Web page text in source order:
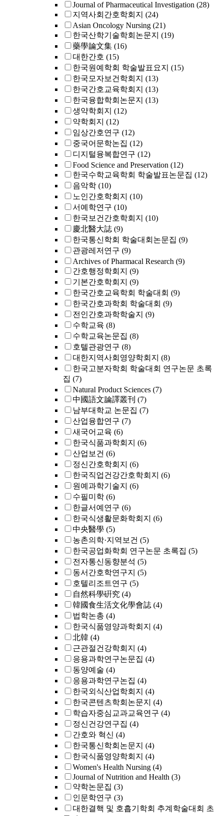
Journal of Pharmaceutical Investigation (28)
지역사회간호학회지 (24)
Asian Oncology Nursing (21)
한국산학기술학회논문지 (19)
藥學論文集 (16)
대한간호 (15)
한국원예학회 학술발표요지 (15)
한국모자보건학회지 (13)
한국간호교육학회지 (13)
한국융합학회논문지 (13)
생약학회지 (12)
약학회지 (12)
임상간호연구 (12)
중국어문학논집 (12)
디지털융복합연구 (12)
Food Science and Preservation (12)
한국수학교육학회 학술발표논문집 (12)
음악학 (10)
노인간호학회지 (10)
서예학연구 (10)
한국보건간호학회지 (10)
慶北醫大誌 (9)
한국통신학회 학술대회논문집 (9)
관광레저연구 (9)
Archives of Pharmacal Research (9)
간호행정학회지 (9)
기본간호학회지 (9)
한국간호교육학회 학술대회 (9)
한국간호과학회 학술대회 (9)
전인간호과학학술지 (9)
수학교육 (8)
수학교육논문집 (8)
호텔관광연구 (8)
대한지역사회영양학회지 (8)
한국고분자학회 학술대회 연구논문 초록
집 (7)
Natural Product Sciences (7)
中國語文論譯叢刊 (7)
남부대학교 논문집 (7)
산업융합연구 (7)
새국어교육 (6)
한국식품과학회지 (6)
산업보건 (6)
정신간호학회지 (6)
한국직업건강간호학회지 (6)
원예과학기술지 (6)
수필미학 (6)
한글서예연구 (6)
한국식생활문화학회지 (6)
中央醫學 (5)
농촌의학·지역보건 (5)
한국공업화학회 연구논문 초록집 (5)
전자통신동향분석 (5)
동서간호학연구지 (5)
호텔리조트연구 (5)
自然科學硏究 (4)
韓國食生活文化學會誌 (4)
법학논총 (4)
한국식품영양과학회지 (4)
北韓 (4)
근관절건강학회지 (4)
응용과학연구논문집 (4)
동양예술 (4)
응용과학연구논집 (4)
한국외식산업학회지 (4)
한국콘텐츠학회논문지 (4)
학습자중심교과교육연구 (4)
정신건강연구집 (4)
간호와 혁신 (4)
한국통신학회논문지 (4)
한국식품영양학회지 (4)
Women's Health Nursing (4)
Journal of Nutrition and Health (3)
약학논문집 (3)
인문학연구 (3)
대한결핵 및 호흡기학회 추계학술대회 초